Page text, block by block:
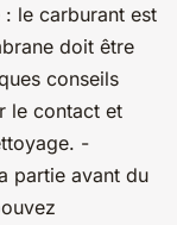
le carburant est
doit être
conseils
le contact et
-
partie avant du